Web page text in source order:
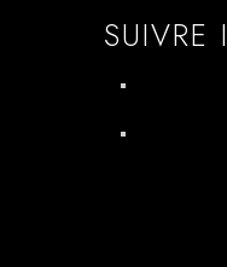
SUIVRE